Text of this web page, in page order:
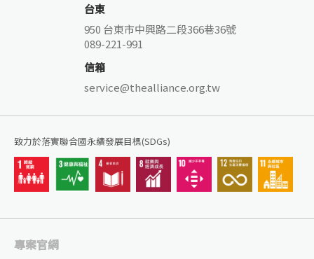
台東
950 台東市中興路二段366巷36號
089-221-991
信箱
service@thealliance.org.tw
致力於落實聯合國永續發展目標(SDGs)
專案官網